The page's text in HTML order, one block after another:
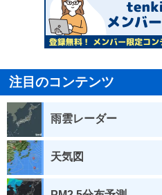
注目のコンテンツ
雨雲レーダー
天気図